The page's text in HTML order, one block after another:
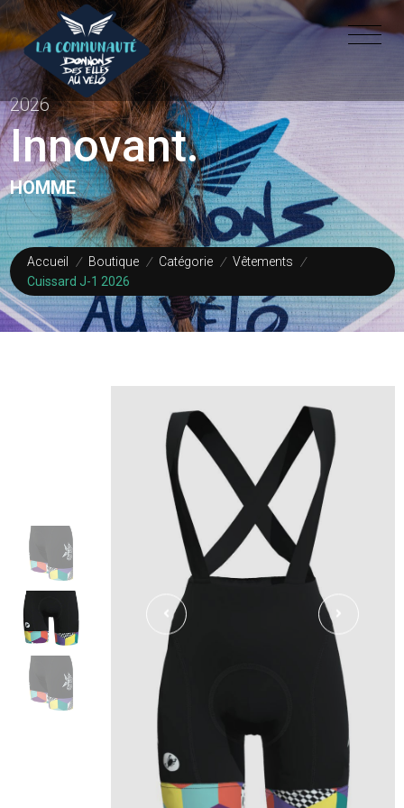
2026
Innovant.
HOMME
Accueil / Boutique / Catégorie / Vêtements
/
Cuissard J-1 2026